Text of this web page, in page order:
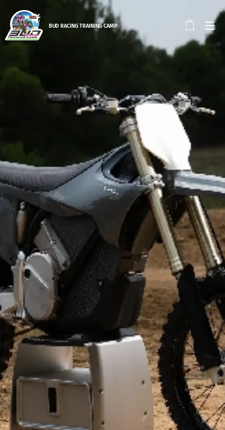
BUD RACING TRAINING CAMP